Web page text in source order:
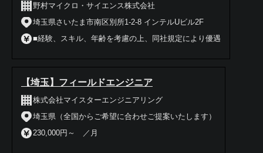
野村マイクロ・サイエンス株式会社
埼玉県さいたま市南区別所1-2-8 インテルUビル2F
■経験、スキル、年齢を考慮の上、同社規定により優遇
【埼玉】フィールドエンジニア
株式会社マイスターエンジニアリング
埼玉県（全国からご希望に合わせご提案いたします）
230,000円～ ／月